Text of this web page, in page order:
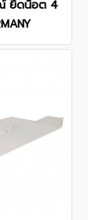
ยึดน็อต 4